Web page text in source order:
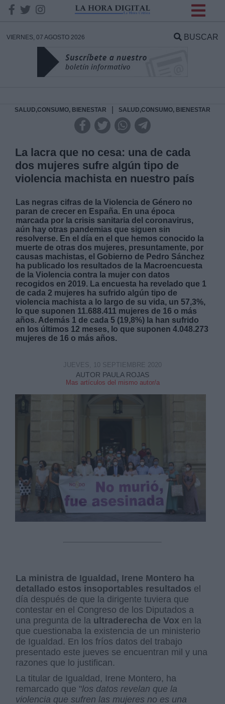
VIERNES, 07 AGOSTO 2026 BUSCAR
SALUD,CONSUMO, BIENESTAR SALUD,CONSUMO, BIENESTAR
La lacra que no cesa: una de cada
dos mujeres sufre algún tipo de
violencia machista en nuestro país
Las negras cifras de la Violencia de Género no
paran de crecer en España. En una época
marcada por la crisis sanitaria del coronavirus,
aún hay otras pandemias que siguen sin
resolverse. En el día en el que hemos conocido la
muerte de otras dos mujeres, presuntamente, por
causas machistas, el Gobierno de Pedro Sánchez
ha publicado los resultados de la Macroencuesta
de la Violencia contra la mujer con datos
recogidos en 2019. La encuesta ha revelado que 1
de cada 2 mujeres ha sufrido algún tipo de
violencia machista a lo largo de su vida, un 57,3%,
lo que suponen 11.688.411 mujeres de 16 o más
años. Además 1 de cada 5 (19,8%) la han sufrido
en los últimos 12 meses, lo que suponen 4.048.273
mujeres de 16 o más años.
AUTOR PAULA ROJAS
Mas artículos del mismo autor/a
JUEVES, 10 SEPTIEMBRE 2020
La ministra de Igualdad, Irene Montero ha
detallado estos insoportables resultados el
día después de que la dirigente tuviera que
contestar en el Congreso de los Diputados a
una pregunta de la ultraderecha de Vox en la
que cuestionaba la existencia de un ministerio
de Igualdad. En los fríos datos del trabajo
presentado este jueves se encuentran mil y una
razones que lo justifican.
La titular de Igualdad, Irene Montero, ha
remarcado que "los datos revelan que la
violencia que sufren las mujeres no es una
DATOS
Responsable:
Legitimación:
Destinatarios:
Derechos:
link
Información adicional
link